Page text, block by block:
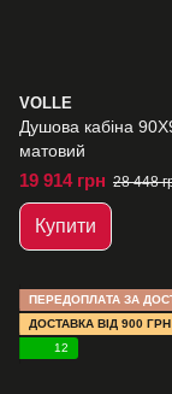
VOLLE
Душова кабіна
матовий
19 914 грн 28 448
Купити
ПЕРЕДОПЛАТА ЗА
ДОСТАВКА ВІД 900 ГРН
12